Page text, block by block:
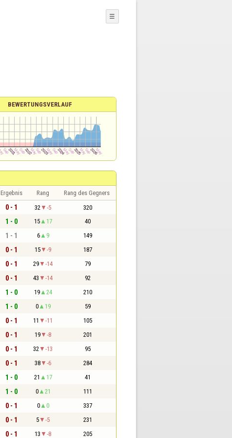
☰
BEWERTUNGSVERLAUF
Ergebnis Rang Rang des Gegners
0 - 1 32 -5 320
1 - 0 15 17 40
1 - 1 6 9 149
0 - 1 15 -9 187
0 - 1 29 -14 79
0 - 1 43 -14 92
1 - 0 19 24 210
1 - 0 0 19 59
0 - 1 11 -11 105
0 - 1 19 -8 201
0 - 1 32 -13 95
0 - 1 38 -6 284
1 - 0 21 17 41
1 - 0 0 21 111
0 - 1 0 0 337
0 - 1 5 -5 231
0 - 1 13 -8 205